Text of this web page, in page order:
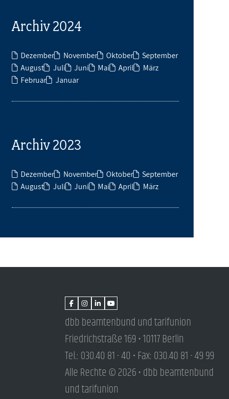
Archiv 2024
Dezember November Oktober
September
August
Juli Juni Mai April
März
Februar
Januar
Archiv 2023
Dezember November Oktober
September
August
Juli Juni Mai April März
dbb beamtenbund und tarifunion
Friedrichstraße 169 • 10117 Berlin
Tel.: 030.40 81 - 40 • Fax: 030.40 81 - 49 99
Alle Rechte © 2026 • dbb beamtenbund
und tarifunion